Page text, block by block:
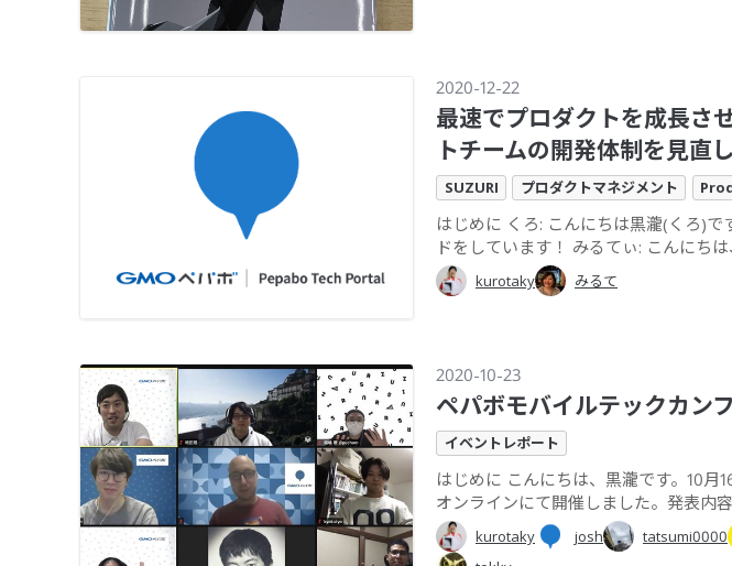
2020-12-22
最速でプロダクトを成長さ
トチームの開発体制を見直
SUZURI プロダクトマネジメント
はじめに くろ: こんにちは黒瀧(くろ)
ドをしています！ みるてぃ: こんにち
kurotaky みるて
2020-10-23
ペパボモバイルテックカン
イベントレポート
はじめに こんにちは、黒瀧です。10月
オンラインにて開催しました。発表内
kurotaky josh tatsumi0000